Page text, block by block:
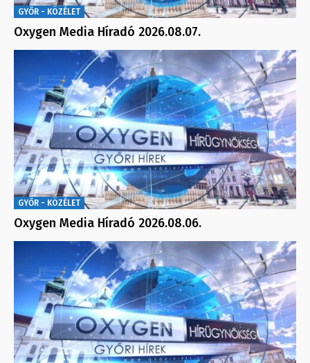
GYŐR - KÖZÉLET
Oxygen Media Híradó 2026.08.07.
GYŐR - KÖZÉLET
Oxygen Media Híradó 2026.08.06.